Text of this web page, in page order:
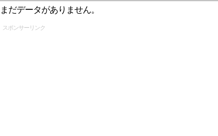
まだデータがありません。
スポンサーリンク